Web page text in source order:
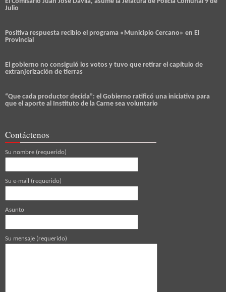
Julio
Positiva respuesta recibio el programa «Municipio Cercano» en El
Provincial
El gobierno no consiguió los votos y tuvo que retirar el capítulo de
extranjerización de tierras
“Que cada productor decida”: el Gobierno ratificó una iniciativa para
que el aporte al Instituto de la Carne sea voluntario
Contáctenos
Su nombre (requerido)
Su e-mail (requerido)
Asunto
Su mensaje (requerido)